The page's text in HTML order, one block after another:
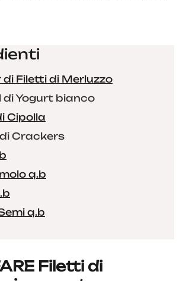
Filetti di Merluzzo
di Yogurt bianco
Cipolla
Crackers
q.b
q.b
Filetti di